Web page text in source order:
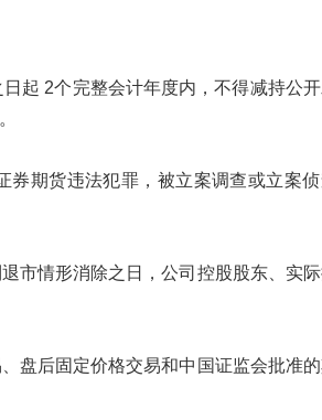
起 2个完整会计年度内，不得减持公
期货违法犯罪，被立案调查或立案侦
市情形消除之日，公司控股股东、实际
盘后固定价格交易和中国证监会批准